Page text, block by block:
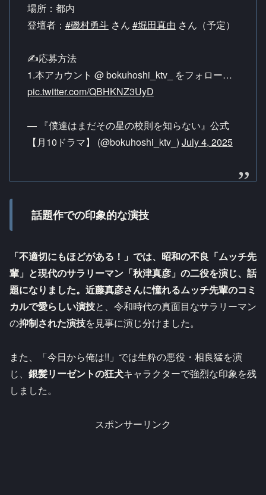
場所：都内
登壇者： #磯村勇斗さん #堀田真由 さん（予定）
✍応募方法
1.本アカウント @ bokuhoshi_ktv_ をフォロー…
pic.twitter.com/QBHKNZ3UyD
— 『僕達はまだその星の校則を知らない』公式
【月10ドラマ】 (@bokuhoshi_ktv_) July 4, 2025
話題作での印象的な演技
「不適切にもほどがある！」では、昭和の不良「ムッチ先
輩」と現代のサラリーマン「秋津真彦」の二役を演じ、話
題になりました。近藤真彦さんに憧れるムッチ先輩のコミ
カルで愛らしい演技と、令和時代の真面目なサラリーマン
の抑制された演技を見事に演じ分けました。
また、「今日から俺は!!」では生粋の悪役・相良猛を演
じ、 銀髪リーゼントの狂犬キャラクターで強烈な印象を残
しました。
スポンサーリンク